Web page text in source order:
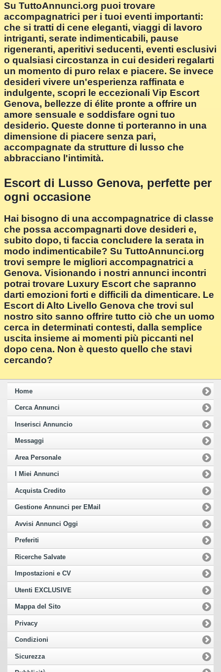
Su TuttoAnnunci.org puoi trovare
accompagnatrici per i tuoi eventi importanti:
che si tratti di cene eleganti, viaggi di lavoro
intriganti, serate indimenticabili, pause
rigeneranti, aperitivi seducenti, eventi esclusivi
o qualsiasi circostanza in cui desideri regalarti
un momento di puro relax e piacere. Se invece
desideri vivere un'esperienza raffinata e
indulgente, scopri le eccezionali Vip Escort
Genova, bellezze di élite pronte a offrire un
amore sensuale e soddisfare ogni tuo
desiderio. Queste donne ti porteranno in una
dimensione di piacere senza pari,
accompagnate da strutture di lusso che
abbracciano l'intimità.
Escort di Lusso Genova, perfette per
ogni occasione
Hai bisogno di una accompagnatrice di classe
che possa accompagnarti dove desideri e,
subito dopo, ti faccia concludere la serata in
modo indimenticabile? Su TuttoAnnunci.org
trovi sempre le migliori accompagnatrici a
Genova. Visionando i nostri annunci incontri
potrai trovare Luxury Escort che sapranno
darti emozioni forti e difficili da dimenticare. Le
Escort di Alto Livello Genova che trovi sul
nostro sito sanno offrire tutto ciò che un uomo
cerca in determinati contesti, dalla semplice
uscita insieme ai momenti più piccanti nel
dopo cena. Non è questo quello che stavi
cercando?
Home
Cerca Annunci
Inserisci Annuncio
Messaggi
Area Personale
I Miei Annunci
Acquista Credito
Gestione Annunci per EMail
Avvisi Annunci Oggi
Preferiti
Ricerche Salvate
Impostazioni e CV
Utenti EXCLUSIVE
Mappa del Sito
Privacy
Condizioni
Sicurezza